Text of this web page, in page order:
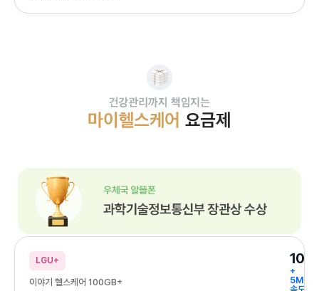
건강관리까지 책임지는 마이 헬스케어 요금제
우체국 알뜰폰 과학기술정보통신부 장관상 수상
LGU+
이야기 헬스케어 100GB+
+